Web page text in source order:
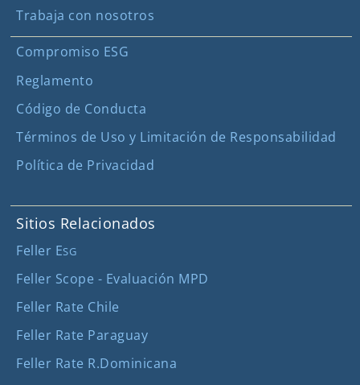
Trabaja con nosotros
Compromiso ESG
Reglamento
Código de Conducta
Términos de Uso y Limitación de Responsabilidad
Política de Privacidad
Sitios Relacionados
Feller ESG
Feller Scope - Evaluación MPD
Feller Rate Chile
Feller Rate Paraguay
Feller Rate R.Dominicana